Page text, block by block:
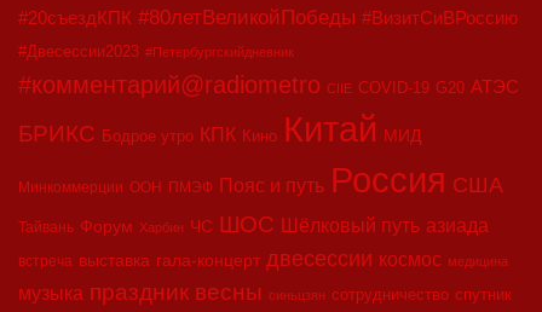
#20съездКПК #80летВеликойПобеды #ВизитСиВРоссию
#Двесессии2023 #Петербургскийдневник
#комментарий@radiometro CIIE COVID-19 G20 АТЭС
БРИКС Бодрое утро КПК Кино Китай МИД
Минкоммерции ООН ПМЭФ Пояс и путь Россия США
Тайвань Форум Харбин ЧС ШОС Шёлковый путь азиада
встреча выставка гала-концерт двесессии космос медицина
музыка праздник весны синьцзян сотрудничество спутник